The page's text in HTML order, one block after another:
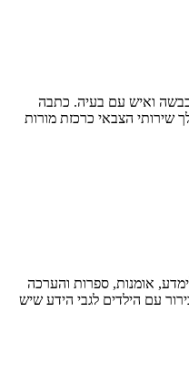
ואיש עם בעיה. כתבה
שירותי הצבאי כרכזת מורות
אומנות, ספרות והערכה
מפגש 1: מהי טביעת אצבע?1. בירור עם הילדים לגבי הידע שיש